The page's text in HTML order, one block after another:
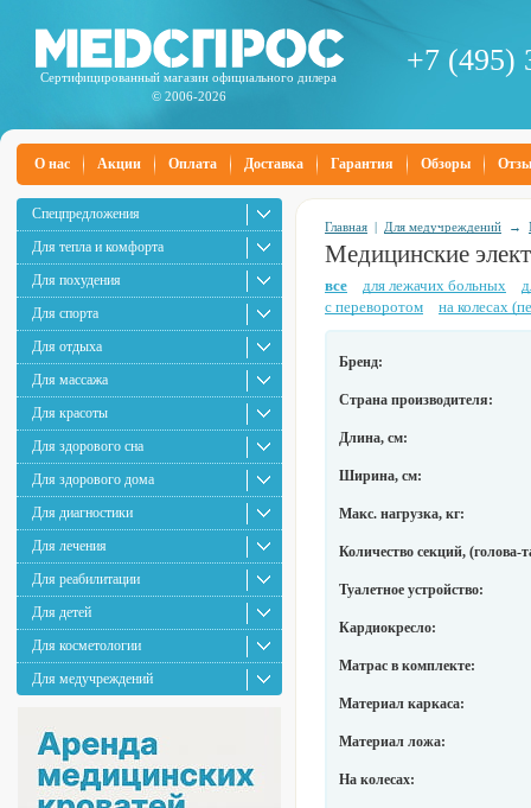
Сертифицированный магазин официального дилера
© 2006-2026
+7 (495)
О нас Акции Оплата Доставка Гарантия Обзоры
Спецпредложения
Для тепла и комфорта
Для похудения
Для спорта
Для отдыха
Для массажа
Для красоты
Для здорового сна
Для здорового дома
Для диагностики
Для лечения
Для реабилитации
Для детей
Для косметологии
Для медучреждений
Главная | Для медучреждений →
Медицинские
все для лежачих больных
с переворотом
на колесах
Бренд:
Страна производителя:
Длина, см:
Ширина, см:
Макс. нагрузка, кг:
Количество секций, (голова-
Туалетное устройство:
Кардиокресло:
Матрас в комплекте:
Материал каркаса:
Материал ложа:
На колесах: